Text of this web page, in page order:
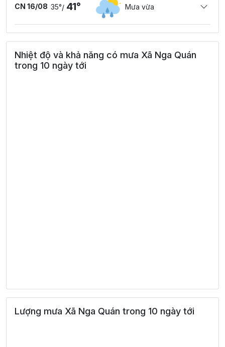
CN 16/08 35°/ 41° Mưa vừa
Nhiệt độ và khả năng có mưa Xã Nga Quán
trong 10 ngày tới
Lượng mưa Xã Nga Quán trong 10 ngày tới